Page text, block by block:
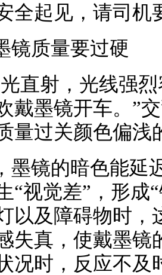
全起见，请司机
镜质量要过硬
直射，光线强
戴墨镜开车。”
量过关颜色偏浅
墨镜的暗色能延
“视觉差”，形成
以及障碍物时，
失真，使戴墨
况时，反应不及